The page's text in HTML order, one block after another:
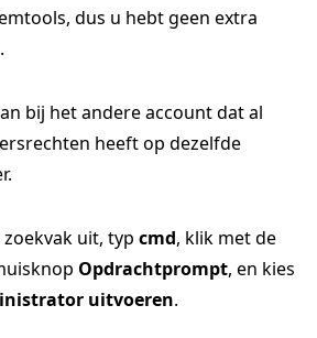
dus u hebt geen extra
bij het andere account dat al
heeft op dezelfde
uit, typ cmd, klik met de
Opdrachtprompt, en kies
uitvoeren.